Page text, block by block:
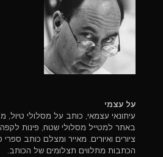
על עצמי
עיתונאי עצמאי, כותב על מסלולי טיול,
באתר למטייל מסלולי שטח, פינות
ציורים ואיורים. מאייר ומצלם כותב ספרי
הכתבות מתלווים תצלומים של הכותב.